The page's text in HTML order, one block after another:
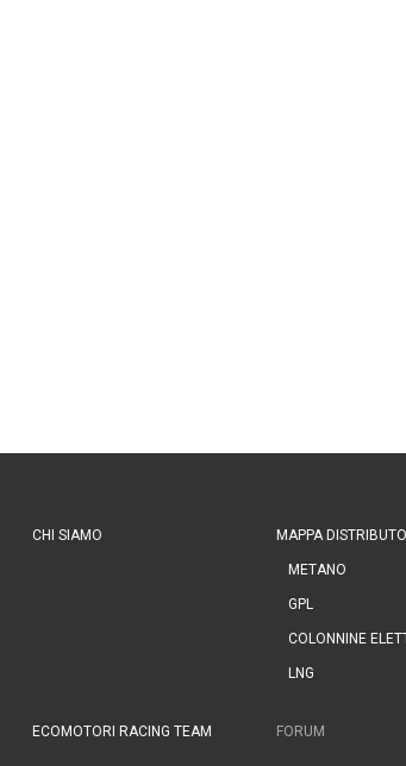
CHI SIAMO MAPPA
METANO
GPL
COLONNINE
LNG
ECOMOTORI RACING TEAM FORUM